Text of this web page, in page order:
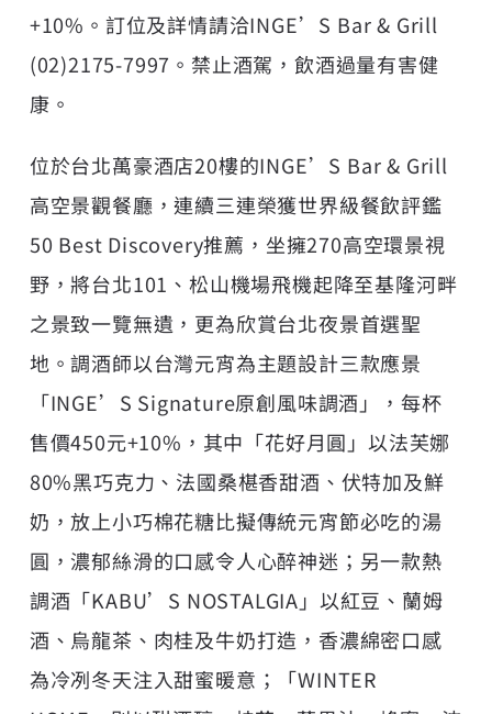
+10%。訂位及詳情請洽INGE’S Bar & Grill
(02)2175-7997。禁止酒駕，飲酒過量有害健
康。
位於台北萬豪酒店20樓的INGE’S Bar & Grill
高空景觀餐廳，連續三連榮獲世界級餐飲評鑑
50 Best Discovery推薦，坐擁270高空環景視
野，將台北101、松山機場飛機起降至基隆河畔
之景致一覽無遺，更為欣賞台北夜景首選聖
地。調酒師以台灣元宵為主題設計三款應景
「INGE’S Signature原創風味調酒」，每杯
售價450元+10%，其中「花好月圓」以法芙娜
80%黑巧克力、法國桑椹香甜酒、伏特加及鮮
奶，放上小巧棉花糖比擬傳統元宵節必吃的湯
圓，濃郁絲滑的口感令人心醉神迷；另一款熱
調酒「KABU’S NOSTALGIA」以紅豆、蘭姆
酒、烏龍茶、肉桂及牛奶打造，香濃綿密口感
為冷冽冬天注入甜蜜暖意；「WINTER